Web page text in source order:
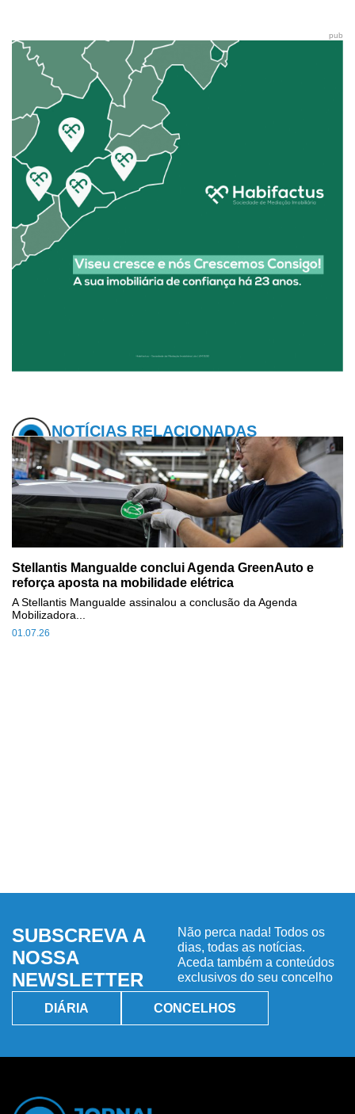
pub
NOTÍCIAS RELACIONADAS
Stellantis Mangualde conclui Agenda GreenAuto e
reforça aposta na mobilidade elétrica
01.07.26
A Stellantis Mangualde assinalou a conclusão da Agenda
Mobilizadora...
SUBSCREVA A
NOSSA
NEWSLETTER
Não perca nada! Todos os
dias, todas as notícias.
Aceda também a conteúdos
exclusivos do seu concelho
DIÁRIA CONCELHOS